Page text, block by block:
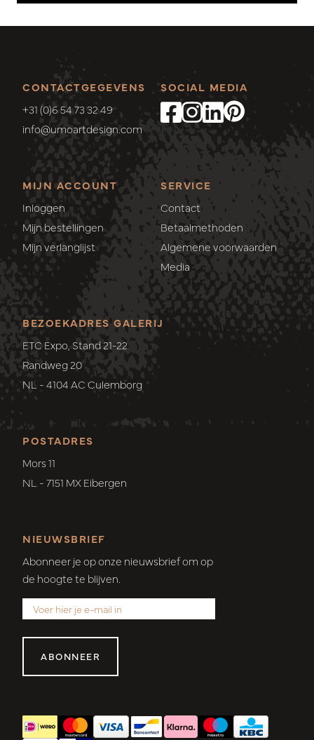
CONTACTGEGEVENS
+31 (0)6 54 73 32 49
info@umoartdesign.com
MIJN ACCOUNT
Inloggen
Mijn bestellingen
Mijn verlanglijst
SERVICE
Contact
Betaalmethoden
Algemene voorwaarden
Media
SOCIAL MEDIA
POSTADRES
Mors 11
NL - 7151 MX Eibergen
BEZOEKADRES GALERIJ
ETC Expo, Stand 21-22
Randweg 20
NL - 4104 AC Culemborg
NIEUWSBRIEF
Abonneer je op onze nieuwsbrief om op
de hoogte te blijven.
ABONNEER